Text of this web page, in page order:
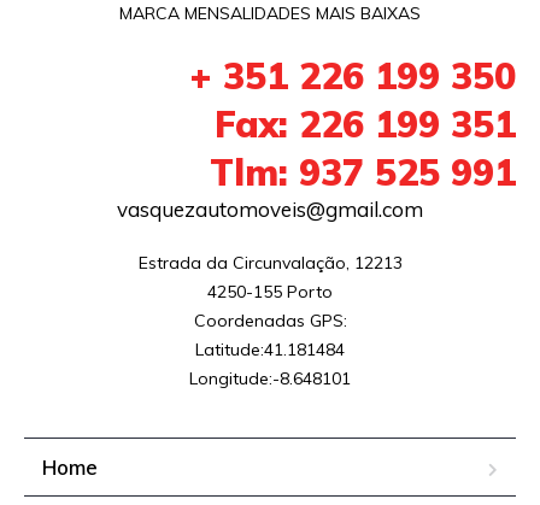
MARCA MENSALIDADES MAIS BAIXAS
+ 351 226 199 350
Fax: 226 199 351
Tlm: 937 525 991
vasquezautomoveis@gmail.com
Estrada da Circunvalação, 12213
4250-155 Porto
Coordenadas GPS:
Latitude:41.181484
Longitude:-8.648101
Home